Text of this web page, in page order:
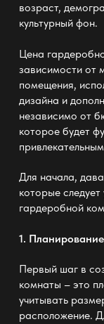
возраст,
культурный фон.
Цена
зависимости от
помещения,
дизайна и
независимо от
которое будет
Для начала,
которые
гардеробной
1.
Первый шаг в
комнаты – это
учитывать
расположение.